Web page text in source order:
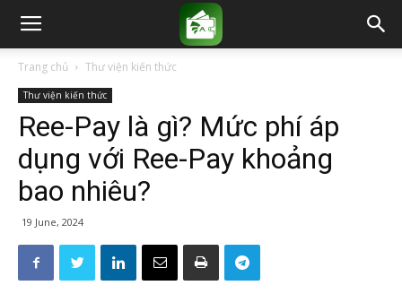
Trang chủ Thư viện kiến thức
Thư viện kiến thức
Ree-Pay là gì? Mức phí áp
dụng với Ree-Pay khoảng
bao nhiêu?
19 June, 2024